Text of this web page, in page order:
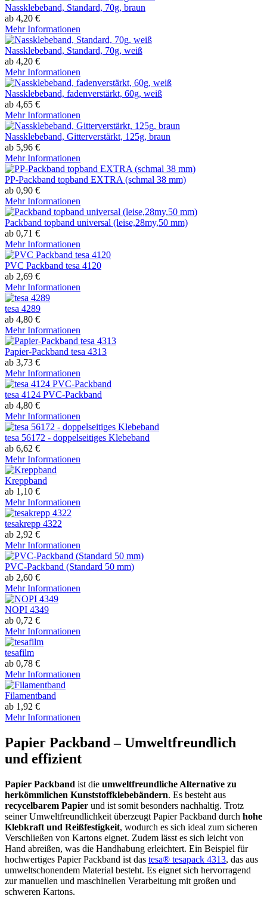
Nassklebeband, Standard, 70g, braun
ab 4,20 €
Mehr Informationen
Nassklebeband, Standard, 70g, weiß
ab 4,20 €
Mehr Informationen
Nassklebeband, fadenverstärkt, 60g, weiß
ab 4,65 €
Mehr Informationen
Nassklebeband, Gitterverstärkt, 125g, braun
ab 5,96 €
Mehr Informationen
PP-Packband topband EXTRA (schmal 38 mm)
ab 0,90 €
Mehr Informationen
Packband topband universal (leise,28my,50 mm)
ab 0,71 €
Mehr Informationen
PVC Packband tesa 4120
ab 2,69 €
Mehr Informationen
tesa 4289
ab 4,80 €
Mehr Informationen
Papier-Packband tesa 4313
ab 3,73 €
Mehr Informationen
tesa 4124 PVC-Packband
ab 4,80 €
Mehr Informationen
tesa 56172 - doppelseitiges Klebeband
ab 6,62 €
Mehr Informationen
Kreppband
ab 1,10 €
Mehr Informationen
tesakrepp 4322
ab 2,92 €
Mehr Informationen
PVC-Packband (Standard 50 mm)
ab 2,60 €
Mehr Informationen
NOPI 4349
ab 0,72 €
Mehr Informationen
tesafilm
ab 0,78 €
Mehr Informationen
Filamentband
ab 1,92 €
Mehr Informationen
Papier Packband – Umweltfreundlich
und effizient
Papier Packband ist die umweltfreundliche Alternative zu
herkömmlichen Kunststoffklebebändern. Es besteht aus
recycelbarem Papier und ist somit besonders nachhaltig. Trotz
seiner Umweltfreundlichkeit überzeugt Papier Packband durch hohe
Klebkraft und Reißfestigkeit, wodurch es sich ideal zum sicheren
Verschließen von Kartons eignet. Zudem lässt es sich leicht von
Hand abreißen, was die Handhabung erleichtert. Ein Beispiel für
hochwertiges Papier Packband ist das tesa® tesapack 4313, das aus
umweltschonendem Material besteht. Es eignet sich hervorragend
zur manuellen und maschinellen Verarbeitung mit großen und
schweren Kartons.